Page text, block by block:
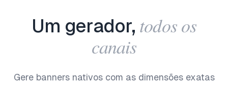
Um gerador, todos os
canais
Gere banners nativos com as dimensões exatas